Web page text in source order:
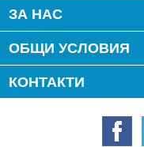
ЗА НАС
ОБЩИ УСЛОВИЯ
КОНТАКТИ